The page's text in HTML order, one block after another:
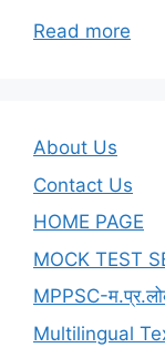
Read more
परीक्षा
तिथि
-
65
About Us
Contact Us
HOME PAGE
MOCK TEST
MPPSC-
Multilingual